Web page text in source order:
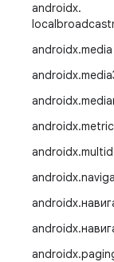
androidx.
androidx.media
androidx.
androidx.
androidx.
androidx.
androidx.
androidx.
androidx.
androidx.